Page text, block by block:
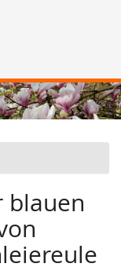
blauen